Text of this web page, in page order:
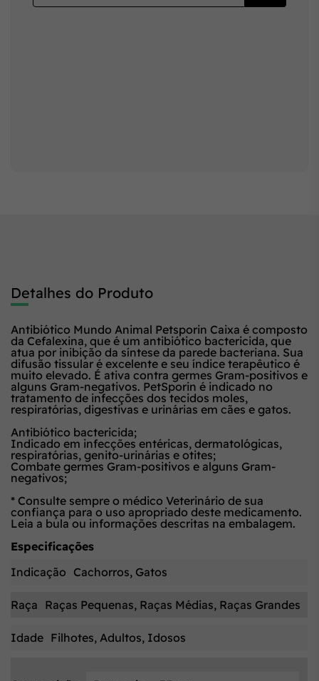
Detalhes do Produto
Antibiótico Mundo Animal Petsporin Caixa é composto
da Cefalexina, que é um antibiótico bactericida, que
atua por inibição da síntese da parede bacteriana. Sua
difusão tissular é excelente e seu índice terapêutico é
muito elevado. É ativa contra germes Gram-positivos e
alguns Gram-negativos. PetSporin é indicado no
tratamento de infecções dos tecidos moles,
respiratórias, digestivas e urinárias em cães e gatos.
Antibiótico bactericida;
Indicado em infecções entéricas, dermatológicas,
respiratórias, genito-urinárias e otites;
Combate germes Gram-positivos e alguns Gram-
negativos;
* Consulte sempre o médico Veterinário de sua
confiança para o uso apropriado deste medicamento.
Leia a bula ou informações descritas na embalagem.
Especificações
Indicação Cachorros, Gatos
Raça Raças Pequenas, Raças Médias, Raças Grandes
Idade Filhotes, Adultos, Idosos